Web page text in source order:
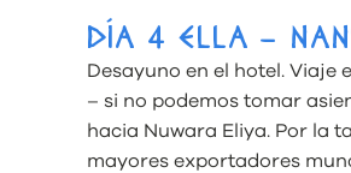
DÍA 4 ELLA –
Desayuno en el hotel. Viaje
– si no podemos tomar
hacia Nuwara Eliya. Por la
mayores exportadores